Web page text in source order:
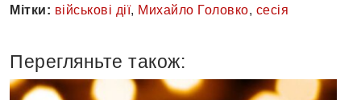
Мітки: військові дії, Михайло Головко, сесія
Перегляньте також: